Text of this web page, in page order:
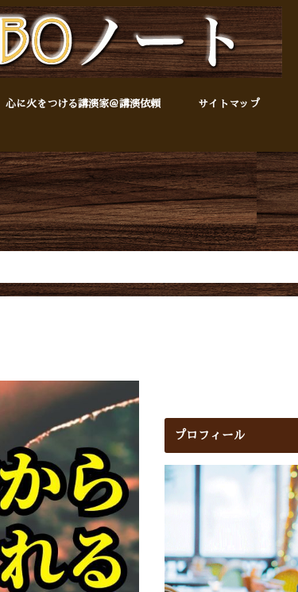
心に火をつける講演家＠講演依頼 サイトマップ
プロフィール